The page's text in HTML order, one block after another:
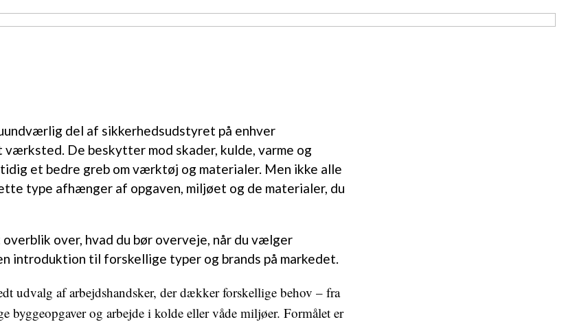
del af sikkerhedsudstyret på enhver
De beskytter mod skader, kulde, varme og
et bedre greb om værktøj og materialer. Men ikke alle
type afhænger af opgaven, miljøet og de materialer, du
over, hvad du bør overveje, når du vælger
introduktion til forskellige typer og brands på markedet.
udvalg af arbejdshandsker, der dækker forskellige behov – fra
byggeopgaver og arbejde i kolde eller våde miljøer. Formålet er